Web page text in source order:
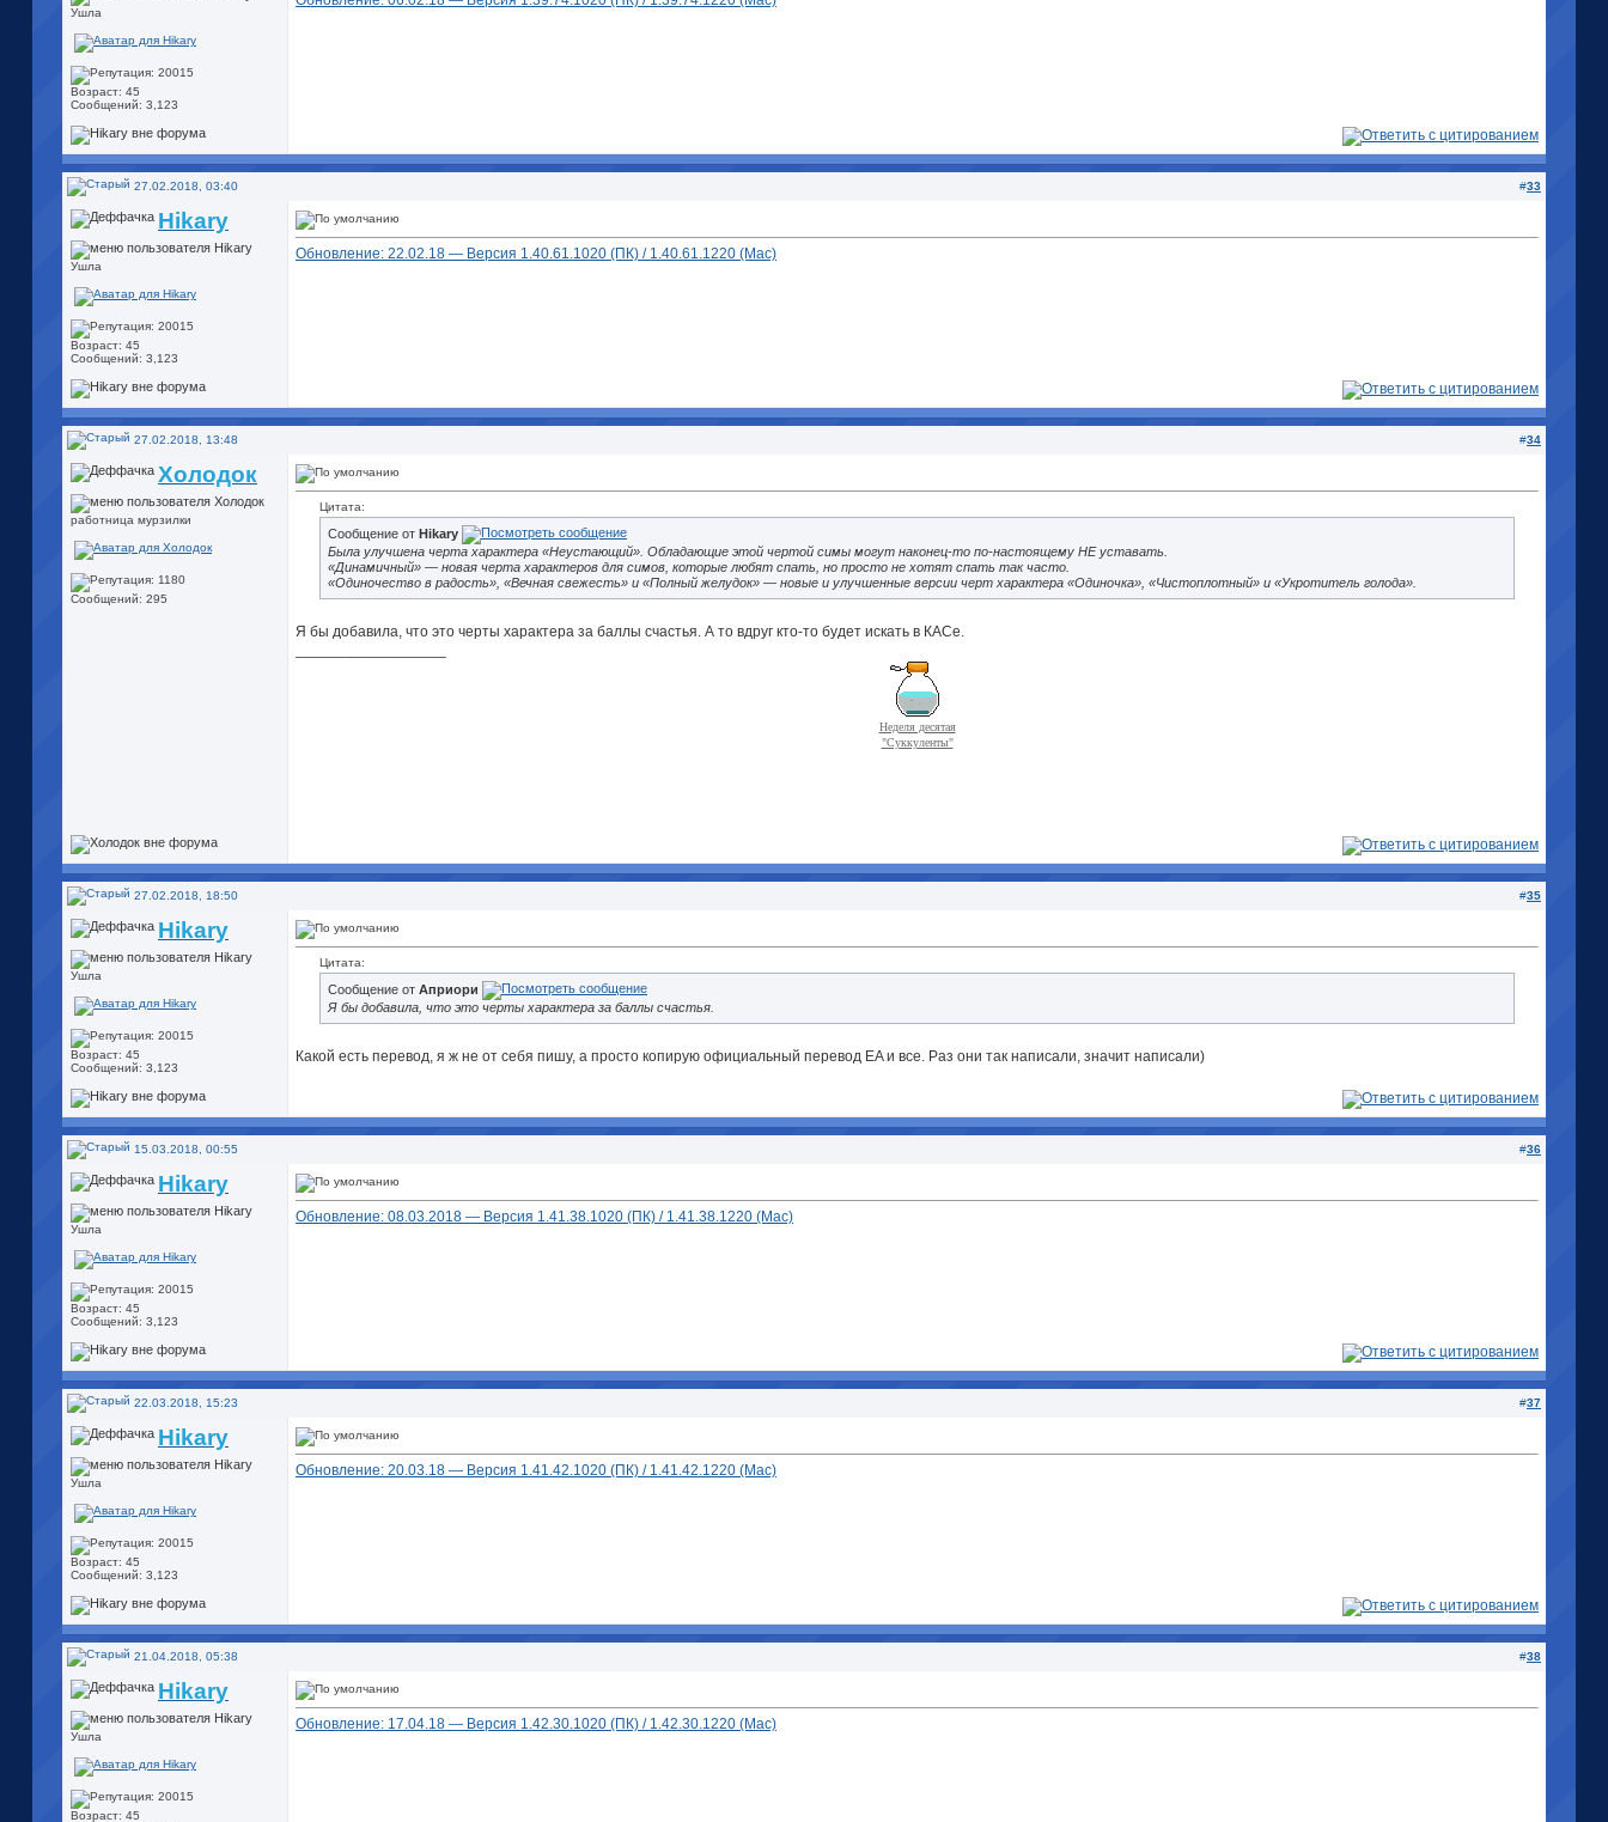
Ушла
Возраст: 45
Сообщений: 3,123
27.02.2018, 03:40 #33
Hikary
Ушла
Возраст: 45
Сообщений: 3,123
Обновление: 22.02.18 — Версия 1.40.61.1020 (ПК) / 1.40.61.1220 (Mac)
27.02.2018, 13:48 #34
Холодок
работница мурзилки
Сообщений: 295
Цитата:
Сообщение от Hikary
Была улучшена черта характера «Неустающий». Обладающие этой чертой симы могут наконец-то по-настоящему НЕ уставать.
«Динамичный» — новая черта характеров для симов, которые любят спать, но просто не хотят спать так часто.
«Одиночество в радость», «Вечная свежесть» и «Полный желудок» — новые и улучшенные версии черт характера «Одиночка», «Чистоплотный» и «Укротитель голода».
Я бы добавила, что это черты характера за баллы счастья. А то вдруг кто-то будет искать в КАСе.
Неделя десятая
"Суккуленты"
27.02.2018, 18:50 #35
Hikary
Ушла
Возраст: 45
Сообщений: 3,123
Цитата:
Сообщение от Априори
Я бы добавила, что это черты характера за баллы счастья.
Какой есть перевод, я ж не от себя пишу, а просто копирую официальный перевод EA и все. Раз они так написали, значит написали)
15.03.2018, 00:55 #36
Hikary
Ушла
Возраст: 45
Сообщений: 3,123
Обновление: 08.03.2018 — Версия 1.41.38.1020 (ПК) / 1.41.38.1220 (Mac)
22.03.2018, 15:23 #37
Hikary
Ушла
Возраст: 45
Сообщений: 3,123
Обновление: 20.03.18 — Версия 1.41.42.1020 (ПК) / 1.41.42.1220 (Mac)
21.04.2018, 05:38 #38
Hikary
Ушла
Возраст: 45
Обновление: 17.04.18 — Версия 1.42.30.1020 (ПК) / 1.42.30.1220 (Mac)